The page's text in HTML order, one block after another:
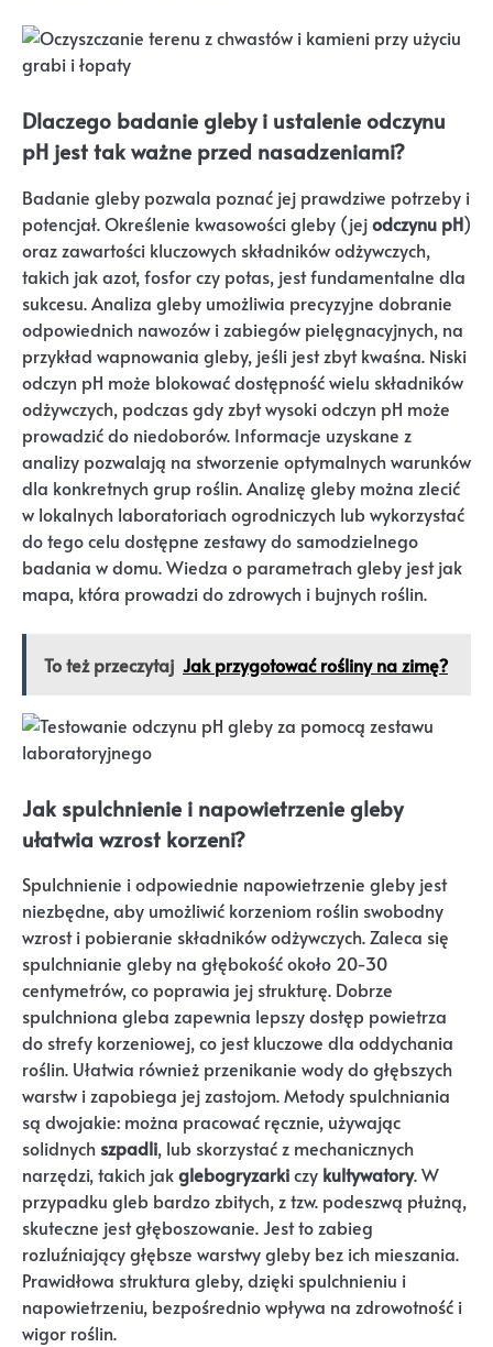
Dlaczego badanie gleby i ustalenie odczynu
pH jest tak ważne przed nasadzeniami?
Badanie gleby pozwala poznać jej prawdziwe potrzeby i
potencjał. Określenie kwasowości gleby (jejodczynu pH)
oraz zawartości kluczowych składników odżywczych,
takich jak azot, fosfor czy potas, jest fundamentalne dla
sukcesu. Analiza gleby umożliwia precyzyjne dobranie
odpowiednich nawozów i zabiegów pielęgnacyjnych, na
przykład wapnowania gleby, jeśli jest zbyt kwaśna. Niski
odczyn pH może blokować dostępność wielu składników
odżywczych, podczas gdy zbyt wysoki odczyn pH może
prowadzić do niedoborów. Informacje uzyskane z
analizy pozwalają na stworzenie optymalnych warunków
dla konkretnych grup roślin. Analizę gleby można zlecić
w lokalnych laboratoriach ogrodniczych lub wykorzystać
do tego celu dostępne zestawy do samodzielnego
badania w domu. Wiedza o parametrach gleby jest jak
mapa, która prowadzi do zdrowych i bujnych roślin.
To też przeczytaj Jak przygotować rośliny na zimę?
Jak spulchnienie i napowietrzenie gleby
ułatwia wzrost korzeni?
Spulchnienie i odpowiednie napowietrzenie gleby jest
niezbędne, aby umożliwić korzeniom roślin swobodny
wzrost i pobieranie składników odżywczych. Zaleca się
spulchnianie gleby na głębokość około 20-30
centymetrów, co poprawia jej strukturę. Dobrze
spulchniona gleba zapewnia lepszy dostęp powietrza
do strefy korzeniowej, co jest kluczowe dla oddychania
roślin. Ułatwia również przenikanie wody do głębszych
warstw i zapobiega jej zastojom. Metody spulchniania
są dwojakie: można pracować ręcznie, używając
solidnych szpadli, lub skorzystać z mechanicznych
narzędzi, takich jakglebogryzarkiczy kultywatory. W
przypadku gleb bardzo zbitych, z tzw. podeszwą płużną,
skuteczne jest głęboszowanie. Jest to zabieg
rozluźniający głębsze warstwy gleby bez ich mieszania.
Prawidłowa struktura gleby, dzięki spulchnieniu i
napowietrzeniu, bezpośrednio wpływa na zdrowotność i
wigor roślin.